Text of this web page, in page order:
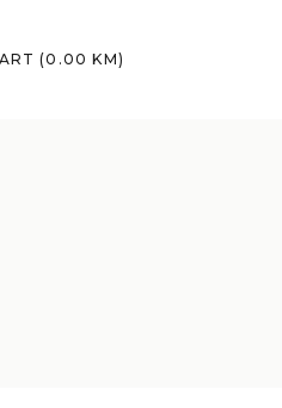
(0.00KM)